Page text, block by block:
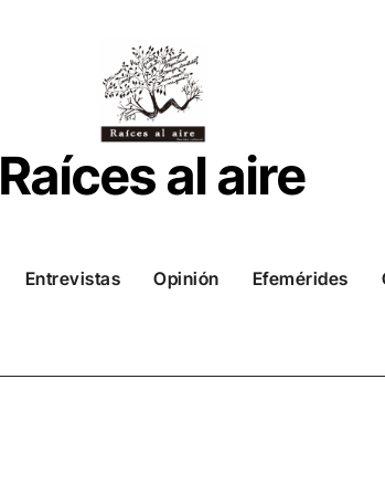
Raíces al aire
Entrevistas Opinión Efemérides